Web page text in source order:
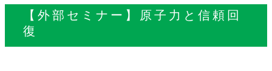
【外部セミナー】原子力と信頼回
復